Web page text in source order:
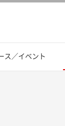
ス／イベント